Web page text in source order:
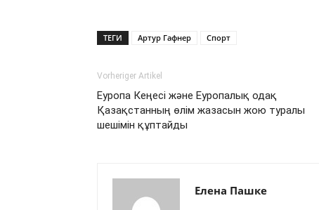
ТЕГИ Артур Гафнер Спорт
Vorheriger Artikel
Еуропа Кеңесі және Еуропалық одақ
Қазақстанның өлім жазасын жою туралы
шешімін құптайды
Елена Пашке